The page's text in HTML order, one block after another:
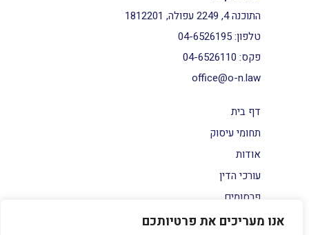
אנו מעריכים את פרטיותכם
דף בית
תחומי עיסוק
אודות
עורכי הדין
פרסומים
צור קשר
התוכנה 4, 2249 עפולה, 1812201
טלפון:04-6526195
פקס: 04-6526110
office@o-n.law